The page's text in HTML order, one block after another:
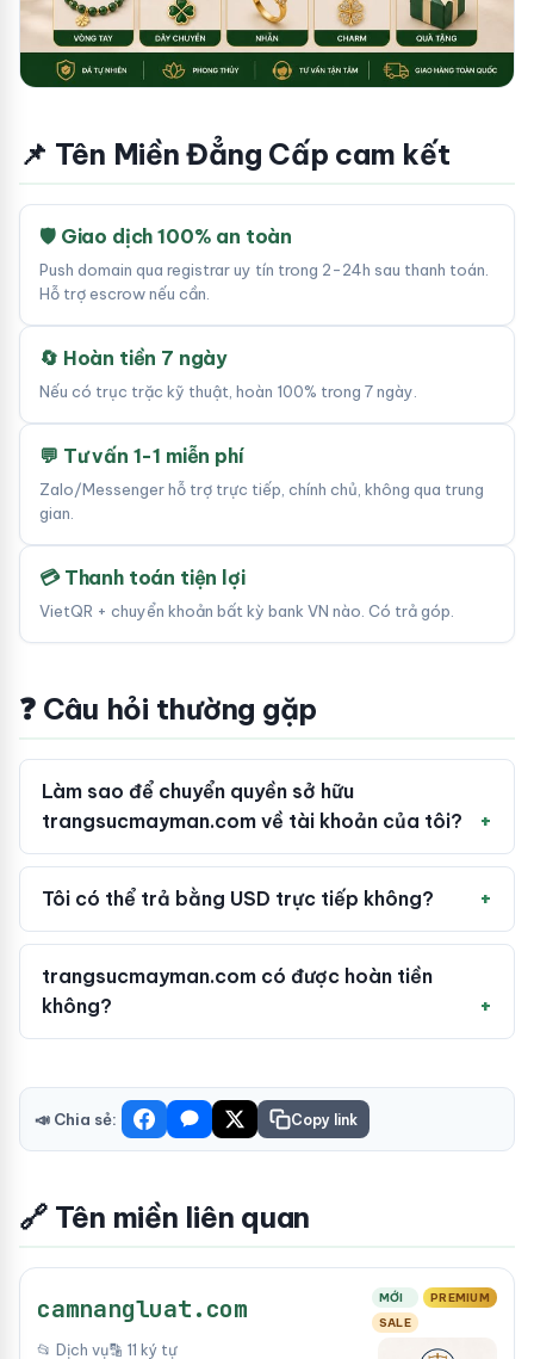
📌 Tên Miền Đẳng Cấp cam kết
🛡 Giao dịch 100% an toàn
Push domain qua registrar uy tín trong 2-24h sau thanh toán.
Hỗ trợ escrow nếu cần.
🔄 Hoàn tiền 7 ngày
Nếu có trục trặc kỹ thuật, hoàn 100% trong 7 ngày.
💬 Tư vấn 1-1 miễn phí
Zalo/Messenger hỗ trợ trực tiếp, chính chủ, không qua trung
gian.
💳 Thanh toán tiện lợi
VietQR + chuyển khoản bất kỳ bank VN nào. Có trả góp.
❓ Câu hỏi thường gặp
Làm sao để chuyển quyền sở hữu
trangsucmayman.com về tài khoản của tôi?
Tôi có thể trả bằng USD trực tiếp không?
trangsucmayman.com có được hoàn tiền
không?
📣 Chia sẻ: Copy link
🔗 Tên miền liên quan
camnangluat.com MỚI
PREMIUM
SALE
📂 Dịch vụ🔡 11 ký tự